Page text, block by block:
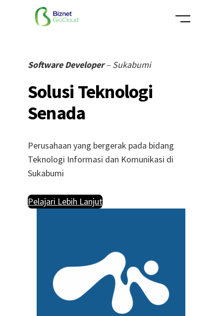
Software Developer– Sukabumi
Solusi Teknologi
Senada
Perusahaan yang bergerak pada bidang
Teknologi Informasi dan Komunikasi di
Sukabumi
Pelajari Lebih Lanjut